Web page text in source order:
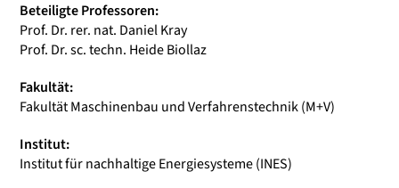
Beteiligte Professoren:
Prof. Dr. rer. nat. Daniel Kray
Prof. Dr. sc. techn. Heide Biollaz
Fakultät:
Fakultät Maschinenbau und Verfahrenstechnik (M+V)
Institut:
Institut für nachhaltige Energiesysteme (INES)